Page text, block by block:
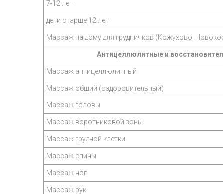
7-12 лет
дети старше 12 лет
Массаж на дому для грудничков (Кожухово,
Антицеллюлитные и
Массаж антицеллюлитный
Массаж общий (оздоровительный)
Массаж головы
Массаж воротниковой зоны
Массаж грудной клетки
Массаж спины
Массаж ног
Массаж рук